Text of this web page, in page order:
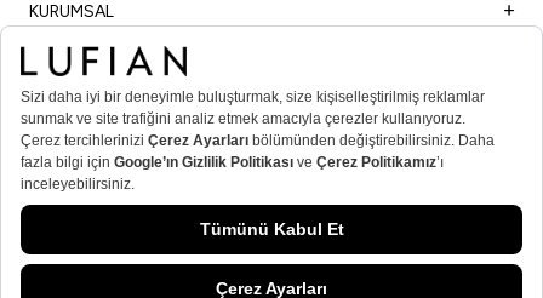
KURUMSAL
ALIŞVERİŞ
ÖNEMLİ BİLGİLER
ÜYE
ERKEK POPÜLER KATEGORİLER
KADIN POPÜLER KATEGORİLER
© Lufian.com 2026 Tüm Hakları Saklıdır